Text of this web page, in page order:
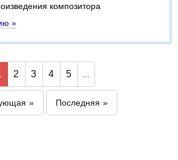
композитора
»
2 3 4 5 ...
Последняя